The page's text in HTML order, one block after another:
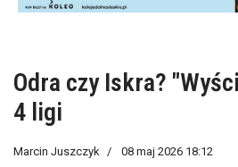
Odra czy Iskra?
4 ligi
Marcin Juszczyk 08 maj 2026 18:12